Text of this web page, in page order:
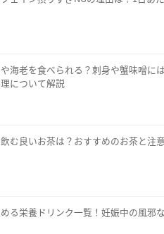
海老を食べられる？刺身や蟹味噌に
について解説
む良いお茶は？おすすめのお茶と注
る栄養ドリンク一覧！妊娠中の風邪